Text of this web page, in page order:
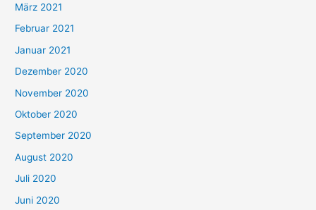
März 2021
Februar 2021
Januar 2021
Dezember 2020
November 2020
Oktober 2020
September 2020
August 2020
Juli 2020
Juni 2020